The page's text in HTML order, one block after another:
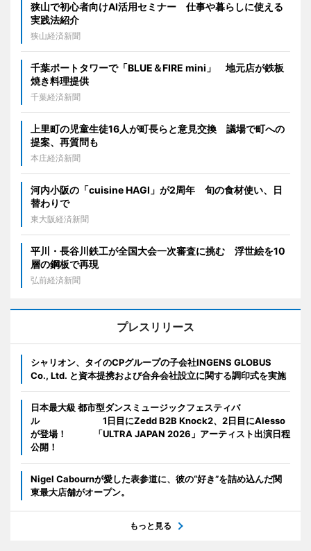
狭山で初心者向けAI活用セミナー 仕事や暮らしに使える
実践法紹介
狭山経済新聞
千葉ポートタワーで「BLUE＆FIRE mini」 地元店が鉄板
焼き料理提供
千葉経済新聞
上里町の児童生徒16人が町長らと意見交換 議場で町への
提案、再質問も
本庄経済新聞
河内小阪の「cuisine HAGI」が2周年 旬の食材使い、日
替わりで
東大阪経済新聞
平川・長谷川鉄工が全国大会一次審査に挑む 浮世絵を10
層の鋼板で再現
弘前経済新聞
プレスリリース
シャリオン、タイのCPグループの子会社INGENS GLOBUS
Co., Ltd. と資本提携および合弁会社設立に関する調印式を実施
日本最大級 都市型ダンスミュージックフェスティバ
ル 1日目にZedd B2B Knock2、2日目にAlesso
が登場！ 「ULTRA JAPAN 2026」アーティスト出演日程
公開！
Nigel Cabournが愛した表参道に、彼の“好き”を詰め込んだ関
東最大店舗がオープン。
もっと見る